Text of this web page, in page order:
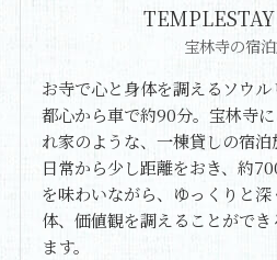
宝林寺の宿
お寺で心と身体を調えるソウ
都心から車で約90分。宝林寺
れ家のような、一棟貸しの宿
日常から少し距離をおき、約
を味わいながら、ゆっくりと
体、価値観を調えることがで
ます。